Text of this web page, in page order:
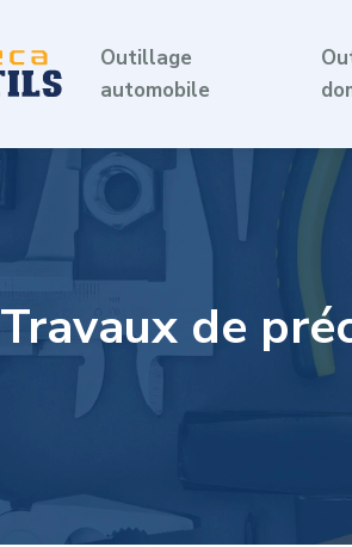
Outillage
automobile
Travaux de